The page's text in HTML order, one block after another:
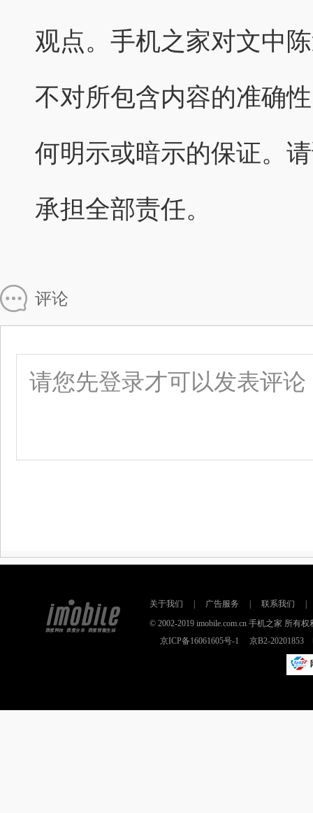
观点。手机之家对文中
不对所包含内容的准确
何明示或暗示的保证。
承担全部责任。
评论
关于我们 广告服务 联系我们
© 2002-2019 imobile.com.cn 手机之家 所有
京ICP备16061605号-1
京B2-20201853